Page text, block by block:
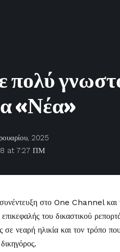
πολύ
«Νέα»
at 7:27 ΠΜ
2025
στο One Channel
του δικαστικού
σε νεαρή ηλικία και τον τρόπο